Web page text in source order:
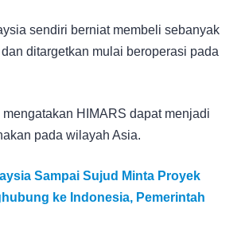
sendiri berniat membeli sebanyak
ditargetkan mulai beroperasi pada
HIMARS dapat menjadi
pada wilayah Asia.
Sampai Sujud Minta Proyek
ke Indonesia, Pemerintah